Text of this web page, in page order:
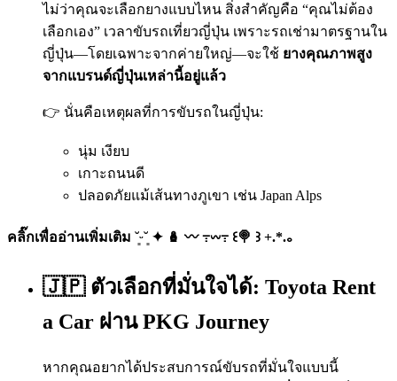
ไม่ว่าคุณจะเลือกยางแบบไหน สิ่งสำคัญคือ “คุณไม่ต้อง
เลือกเอง” เวลาขับรถเที่ยวญี่ปุ่น เพราะรถเช่ามาตรฐานใน
ญี่ปุ่น—โดยเฉพาะจากค่ายใหญ่—จะใช้ ยางคุณภาพสูง
จากแบรนด์ญี่ปุ่นเหล่านี้อยู่แล้ว
👉 นั่นคือเหตุผลที่การขับรถในญี่ปุ่น:
นุ่ม เงียบ
เกาะถนนดี
ปลอดภัยแม้เส้นทางภูเขา เช่น Japan Alps
คลิ๊กเพื่ออ่านเพิ่มเติม ˘͈ᵕ˘͈ ✦ 🪆 〰️ ߹𖥦߹ ꒰🍭 ꒱ +.*.｡
🇯🇵 ตัวเลือกที่มั่นใจได้: Toyota Rent
a Car ผ่าน PKG Journey
หากคุณอยากได้ประสบการณ์ขับรถที่มั่นใจแบบนี้